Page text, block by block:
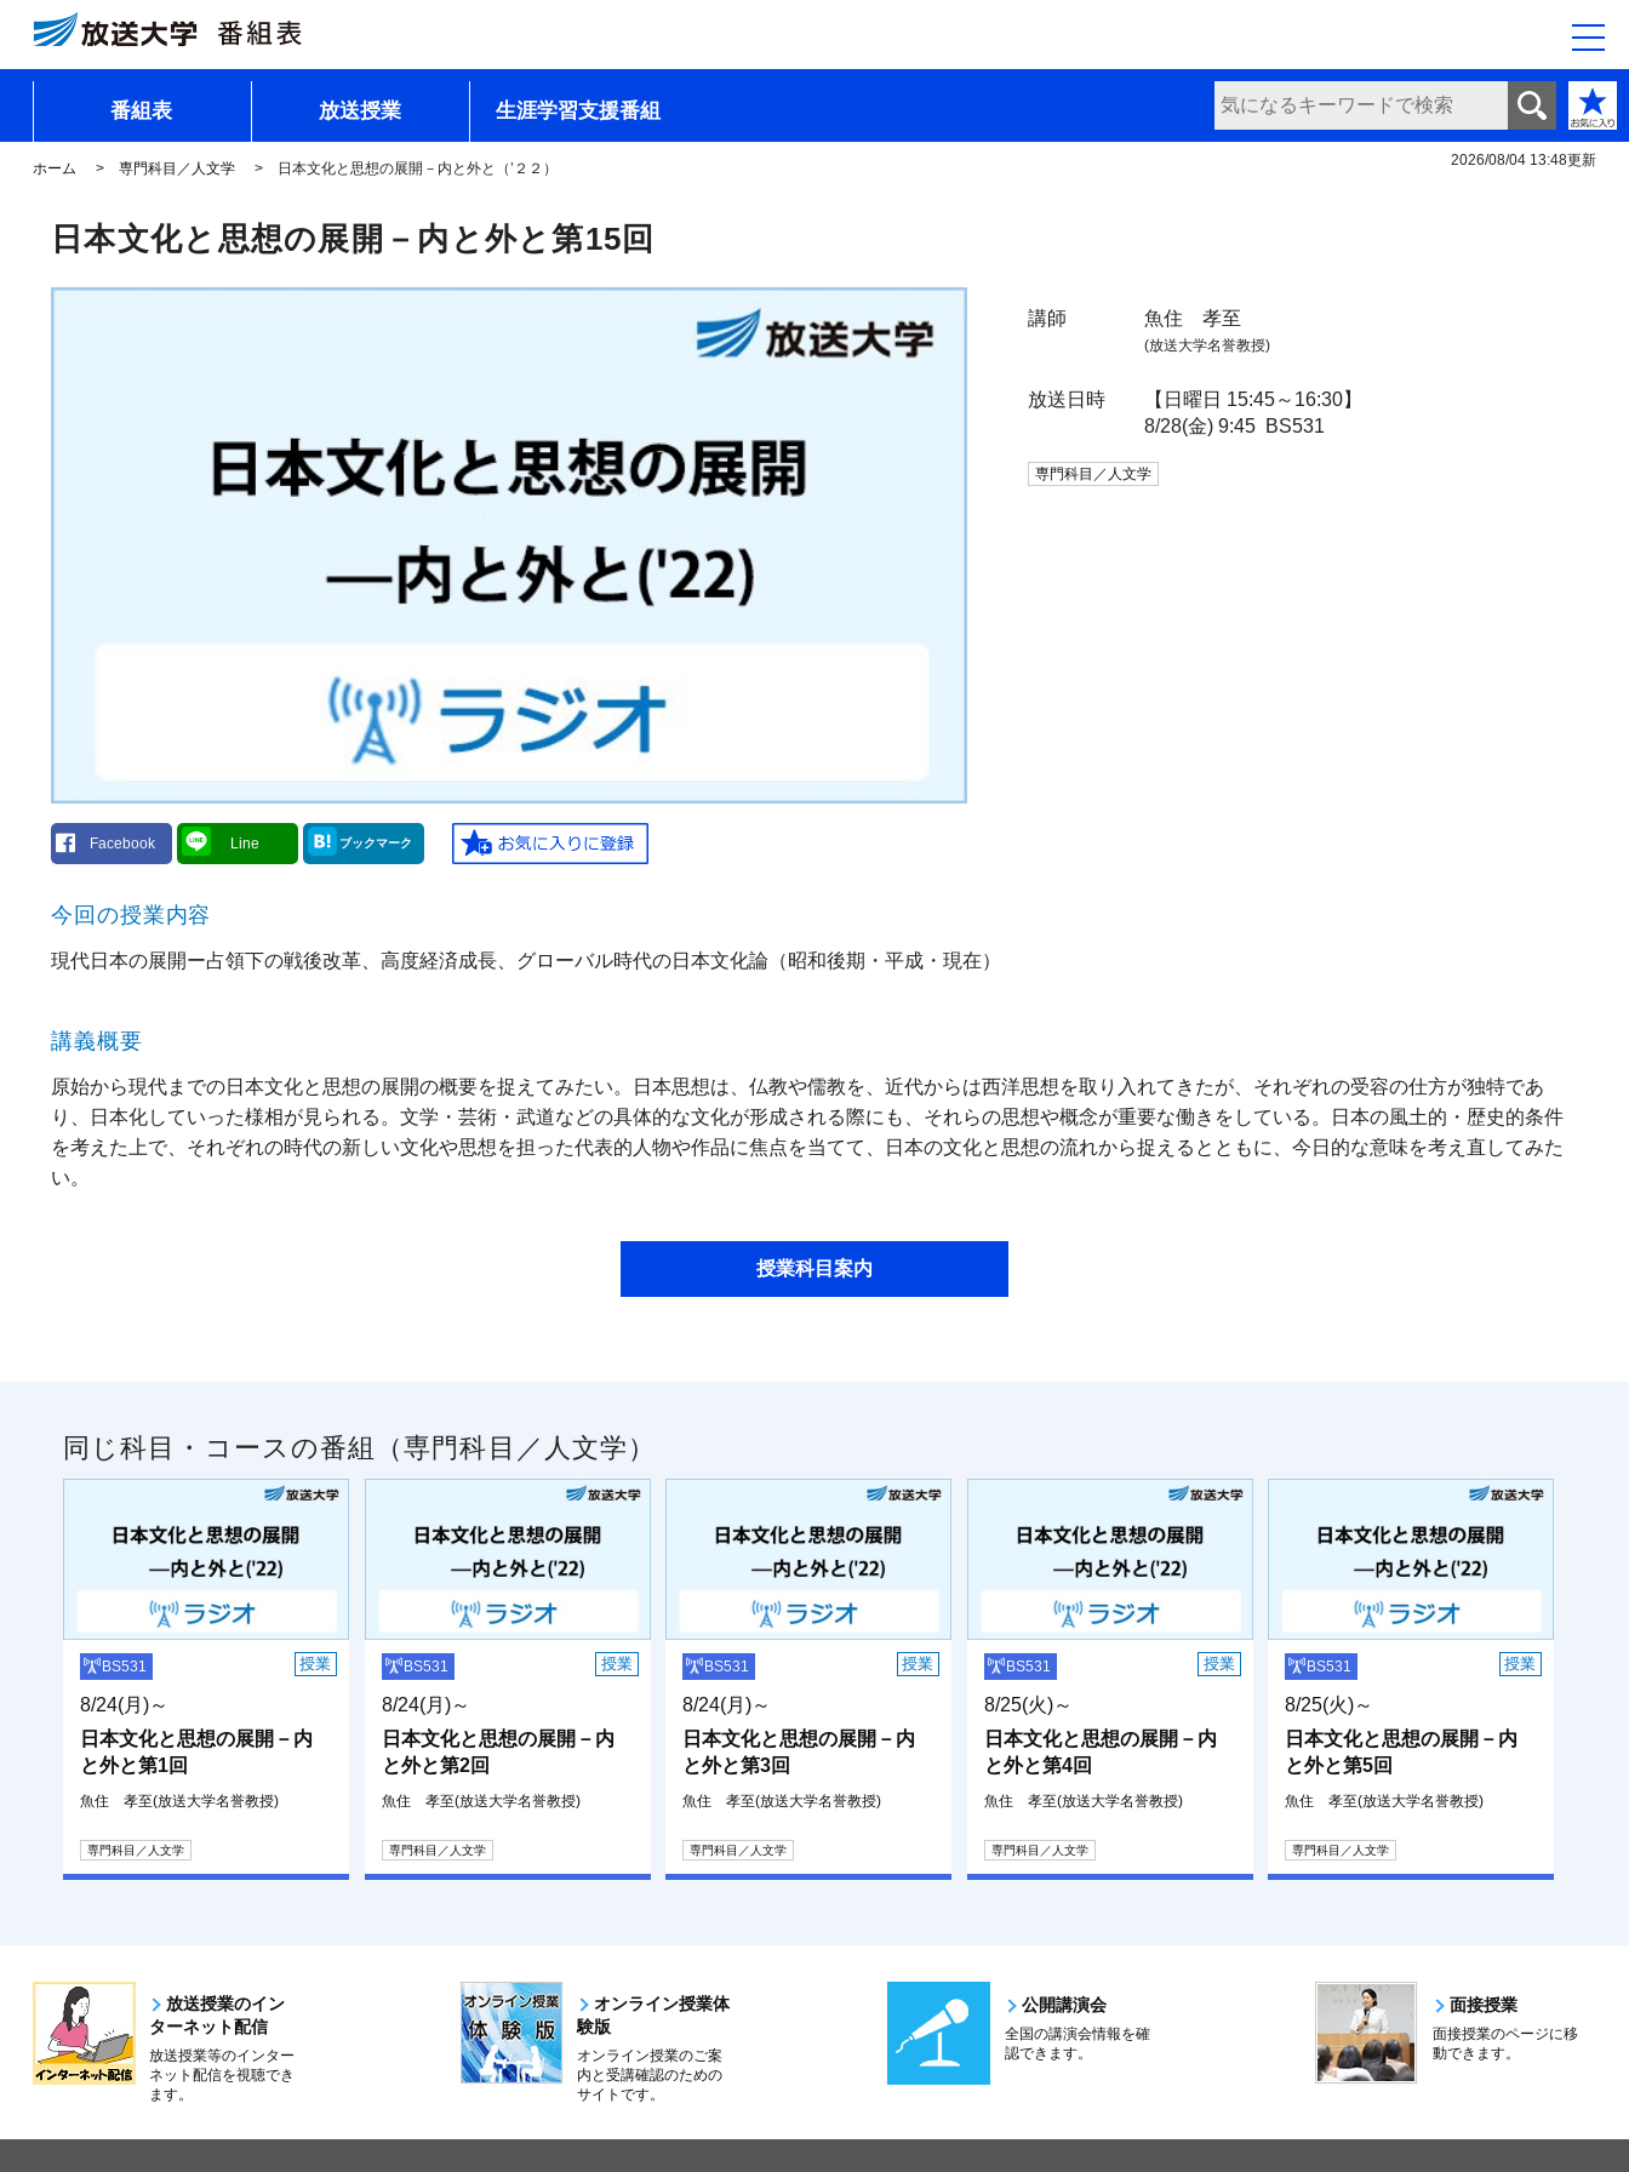
番組表 放送授業 生涯学習支援番組
2026/08/04 13:48更新
ホーム 専門科目／人文学 日本文化と思想の展開－内と外と（’２２）
日本文化と思想の展開－内と外と第15回
講師 魚住 孝至
(放送大学名誉教授)
放送日時
【日曜日 15:45～16:30】
8/28(金) 9:45 BS531
専門科目／人文学
Facebook Line ブックマーク
今回の授業内容
現代日本の展開ー占領下の戦後改革、高度経済成長、グローバル時代の日本文化論（昭和後期・平成・現在）
講義概要
原始から現代までの日本文化と思想の展開の概要を捉えてみたい。日本思想は、仏教や儒教を、近代からは西洋思想を取り入れてきたが、それぞれの受容の仕方が独特であ
り、日本化していった様相が見られる。文学・芸術・武道などの具体的な文化が形成される際にも、それらの思想や概念が重要な働きをしている。日本の風土的・歴史的条件
を考えた上で、それぞれの時代の新しい文化や思想を担った代表的人物や作品に焦点を当てて、日本の文化と思想の流れから捉えるとともに、今日的な意味を考え直してみた
い。
授業科目案内
同じ科目・コースの番組（専門科目／人文学）
BS531 授業
8/24(月)～
日本文化と思想の展開－内
と外と第1回
魚住 孝至(放送大学名誉教授)
専門科目／人文学
BS531 授業
8/24(月)～
日本文化と思想の展開－内
と外と第2回
魚住 孝至(放送大学名誉教授)
専門科目／人文学
BS531 授業
8/24(月)～
日本文化と思想の展開－内
と外と第3回
魚住 孝至(放送大学名誉教授)
専門科目／人文学
BS531 授業
8/25(火)～
日本文化と思想の展開－内
と外と第4回
魚住 孝至(放送大学名誉教授)
専門科目／人文学
BS531 授業
8/25(火)～
日本文化と思想の展開－内
と外と第5回
魚住 孝至(放送大学名誉教授)
専門科目／人文学
放送授業のイン
ターネット配信
放送授業等のインター
ネット配信を視聴でき
ます。
オンライン授業体
験版
オンライン授業のご案
内と受講確認のための
サイトです。
公開講演会
全国の講演会情報を確
認できます。
面接授業
面接授業のページに移
動できます。